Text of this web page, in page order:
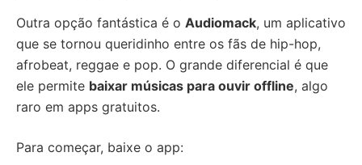
Outra opção fantástica é o Audiomack, um aplicativo
que se tornou queridinho entre os fãs de hip-hop,
afrobeat, reggae e pop. O grande diferencial é que
ele permite baixar músicas para ouvir offline, algo
raro em apps gratuitos.
Para começar, baixe o app: